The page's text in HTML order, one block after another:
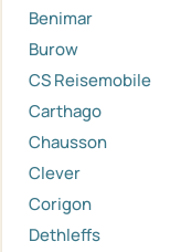
Benimar
Burow
CS Reisemobile
Carthago
Chausson
Clever
Corigon
Dethleffs